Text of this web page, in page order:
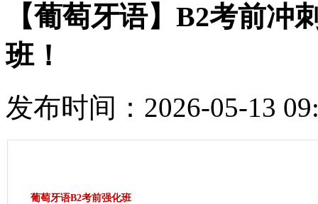
【葡萄牙语】B2考前冲
班！
发布时间：2026-05-13
葡萄牙语B2考前强化班